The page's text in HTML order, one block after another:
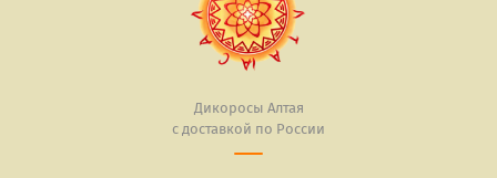
Дикоросы Алтая
с доставкой по России